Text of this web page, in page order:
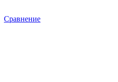
Сравнение